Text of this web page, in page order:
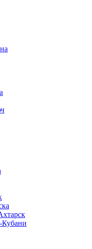
Кубани